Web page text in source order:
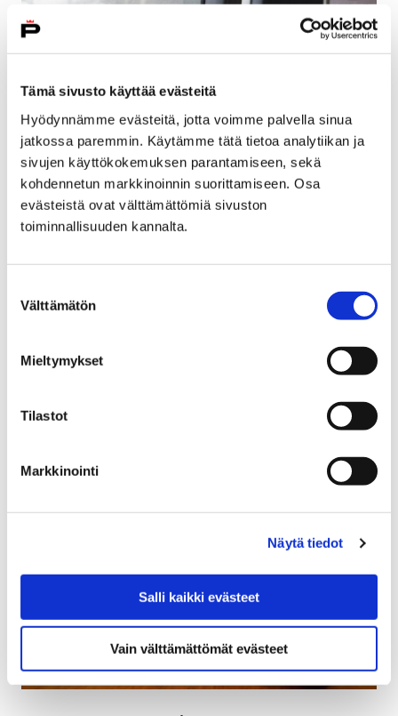
Tämä sivusto käyttää evästeitä
Hyödynnämme evästeitä, jotta voimme palvella sinua
jatkossa paremmin. Käytämme tätä tietoa analytiikan ja
sivujen käyttökokemuksen parantamiseen, sekä
kohdennetun markkinoinnin suorittamiseen. Osa
evästeistä ovat välttämättömiä sivuston
toiminnallisuuden kannalta.
valinta
Välttämätön
Mieltymykset
Tilastot
Markkinointi
Näytä tiedot
Salli kaikki evästeet
Vain välttämättömät evästeet
Autotehtaalle palkataan 1000 lisää –
Uudenkaupungin autotehdas eli Valmet Automotive
palkkaa tämän vuoden aikana 1000 uutta työntekijää.
Autotehtaalle järjestetään tutustuminen Porista 13.